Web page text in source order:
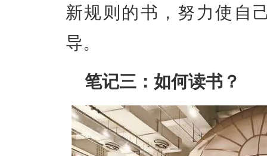
新规则的书，努力使自
导。
笔记三：如何读书？